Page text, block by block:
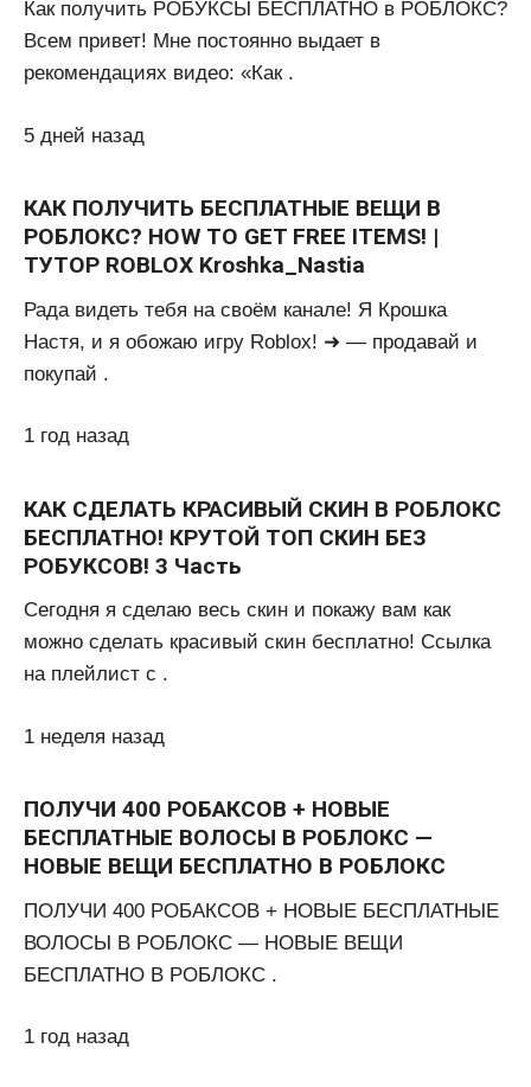
Как получить РОБУКСЫ БЕСПЛАТНО в РОБЛОКС?
Всем привет! Мне постоянно выдает в
рекомендациях видео: «Как .
5 дней назад
КАК ПОЛУЧИТЬ БЕСПЛАТНЫЕ ВЕЩИ В
РОБЛОКС? HOW TO GET FREE ITEMS! |
ТУТОР ROBLOX Kroshka_Nastia
Рада видеть тебя на своём канале! Я Крошка
Настя, и я обожаю игру Roblox! ➜ — продавай и
покупай .
1 год назад
КАК СДЕЛАТЬ КРАСИВЫЙ СКИН В РОБЛОКС
БЕСПЛАТНО! КРУТОЙ ТОП СКИН БЕЗ
РОБУКСОВ! 3 Часть
Сегодня я сделаю весь скин и покажу вам как
можно сделать красивый скин бесплатно! Ссылка
на плейлист с .
1 неделя назад
ПОЛУЧИ 400 РОБАКСОВ + НОВЫЕ
БЕСПЛАТНЫЕ ВОЛОСЫ В РОБЛОКС —
НОВЫЕ ВЕЩИ БЕСПЛАТНО В РОБЛОКС
ПОЛУЧИ 400 РОБАКСОВ + НОВЫЕ БЕСПЛАТНЫЕ
ВОЛОСЫ В РОБЛОКС — НОВЫЕ ВЕЩИ
БЕСПЛАТНО В РОБЛОКС .
1 год назад